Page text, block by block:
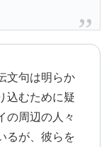
文句は明らか
込むために疑
の周辺の人々
るが、彼らを